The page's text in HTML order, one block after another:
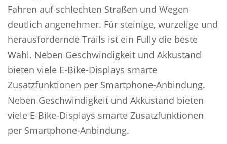
Fahren auf schlechten Straßen und Wegen
deutlich angenehmer. Für steinige, wurzelige und
herausfordernde Trails ist ein Fully die beste
Wahl. Neben Geschwindigkeit und Akkustand
bieten viele E-Bike-Displays smarte
Zusatzfunktionen per Smartphone-Anbindung.
Neben Geschwindigkeit und Akkustand bieten
viele E-Bike-Displays smarte Zusatzfunktionen
per Smartphone-Anbindung.